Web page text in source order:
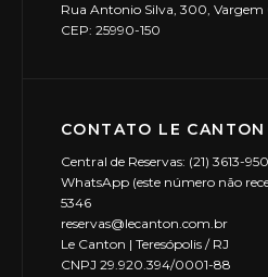
Rua Antonio Silva, 300, Vargem
CEP: 25990-150
CONTATO LE CANTON
Central de Reservas: (21) 3613-
WhatsApp (este número não
5346
reservas@lecanton.com.br
Le Canton | Teresópolis / RJ
CNPJ 29.920.394/0001-88